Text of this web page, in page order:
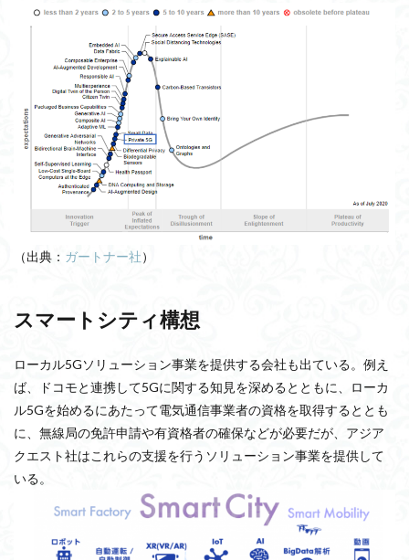
（出典： ガートナー社）
スマートシティ構想
ローカル5Gソリューション事業を提供する会社も出ている。例え
ば、ドコモと連携して5Gに関する知見を深めるとともに、ローカ
ル5Gを始めるにあたって電気通信事業者の資格を取得するととも
に、無線局の免許申請や有資格者の確保などが必要だが、アジア
クエスト社はこれらの支援を行うソリューション事業を提供して
いる。